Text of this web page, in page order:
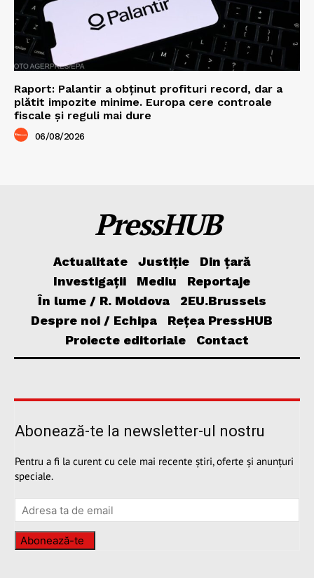
Raport: Palantir a obținut profituri record, dar a
plătit impozite minime. Europa cere controale
fiscale și reguli mai dure
06/08/2026
PressHUB
Actualitate Justiție
Din țară
Investigații
Mediu
Reportaje
În lume / R. Moldova
2EU.Brussels
Despre noi / Echipa
Rețea PressHUB
Proiecte editoriale
Contact
Abonează-te la newsletter-ul nostru
Pentru a fi la curent cu cele mai recente știri, oferte și anunțuri
speciale.
Abonează-te